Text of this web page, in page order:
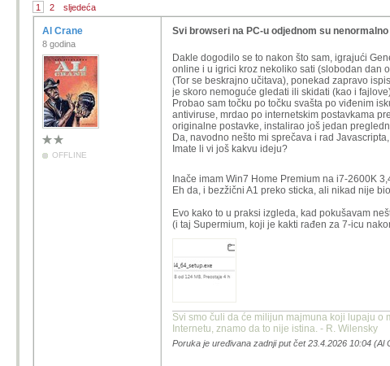
1 2 sljedeća
Al Crane
8 godina
OFFLINE
Svi browseri na PC-u odjednom su
Dakle dogodilo se to nakon što sam, igrajući
online i u igrici kroz nekoliko sati (slobodan dan
(Tor se beskrajno učitava), ponekad zapravo
je skoro nemoguće gledati ili skidati (kao i
Probao sam točku po točku svašta po viđenim
antiviruse, mrdao po internetskim postavkama
originalne postavke, instalirao još jedan
Da, navodno nešto mi sprečava i rad
Imate li vi još kakvu ideju?
Inače imam Win7 Home Premium na i7-2600K
Eh da, i bezžični A1 preko sticka, ali nikad nije
Evo kako to u praksi izgleda, kad pokušavam
(i taj Supermium, koji je kakti rađen za 7-icu
Svi smo čuli da će milijun majmuna koji lupaju
Internetu, znamo da to nije istina. - R. Wilensky
Poruka je uređivana zadnji put čet 23.4.2026 10:04 (Al